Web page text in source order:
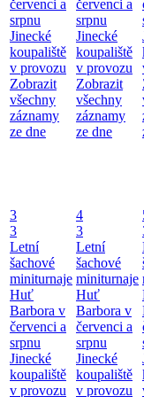
červenci a
srpnu
Jinecké
koupaliště
v provozu
Zobrazit
všechny
záznamy
ze dne
červenci a
srpnu
Jinecké
koupaliště
v provozu
Zobrazit
všechny
záznamy
ze dne
3
3
Letní
šachové
miniturnaje
Huť
Barbora v
červenci a
srpnu
Jinecké
koupaliště
v provozu
4
3
Letní
šachové
miniturnaje
Huť
Barbora v
červenci a
srpnu
Jinecké
koupaliště
v provozu